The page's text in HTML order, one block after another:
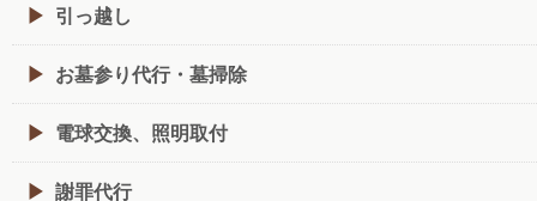
引っ越し
お墓参り代行・墓掃除
電球交換、照明取付
謝罪代行